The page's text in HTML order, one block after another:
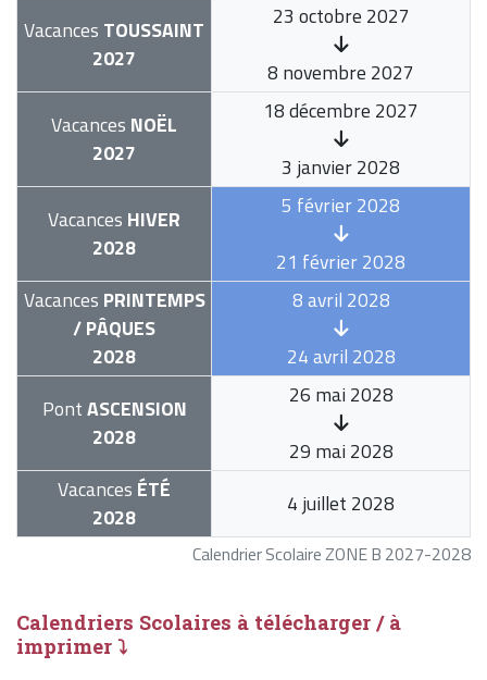
Calendrier Scolaire ZONE B 2027-2028
Vacances TOUSSAINT
2027
23 octobre 2027
8 novembre 2027
Vacances NOËL
2027
18 décembre 2027
3 janvier 2028
Vacances HIVER
2028
5 février 2028
21 février 2028
Vacances PRINTEMPS
/ PÂQUES
2028
8 avril 2028
24 avril 2028
PontASCENSION
2028
26 mai 2028
29 mai 2028
Vacances ÉTÉ
2028
4 juillet 2028
Calendriers Scolaires à télécharger / à
imprimer ⤵